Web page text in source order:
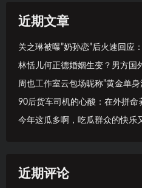
近期文章
关之琳被曝”奶孙恋”后火速回应
林恬儿何正德婚姻生变？男方国
周也工作室云包场昵称”黄金单
90后货车司机的心酸：在外拼命
今年这瓜多啊，吃瓜群众的快乐
近期评论